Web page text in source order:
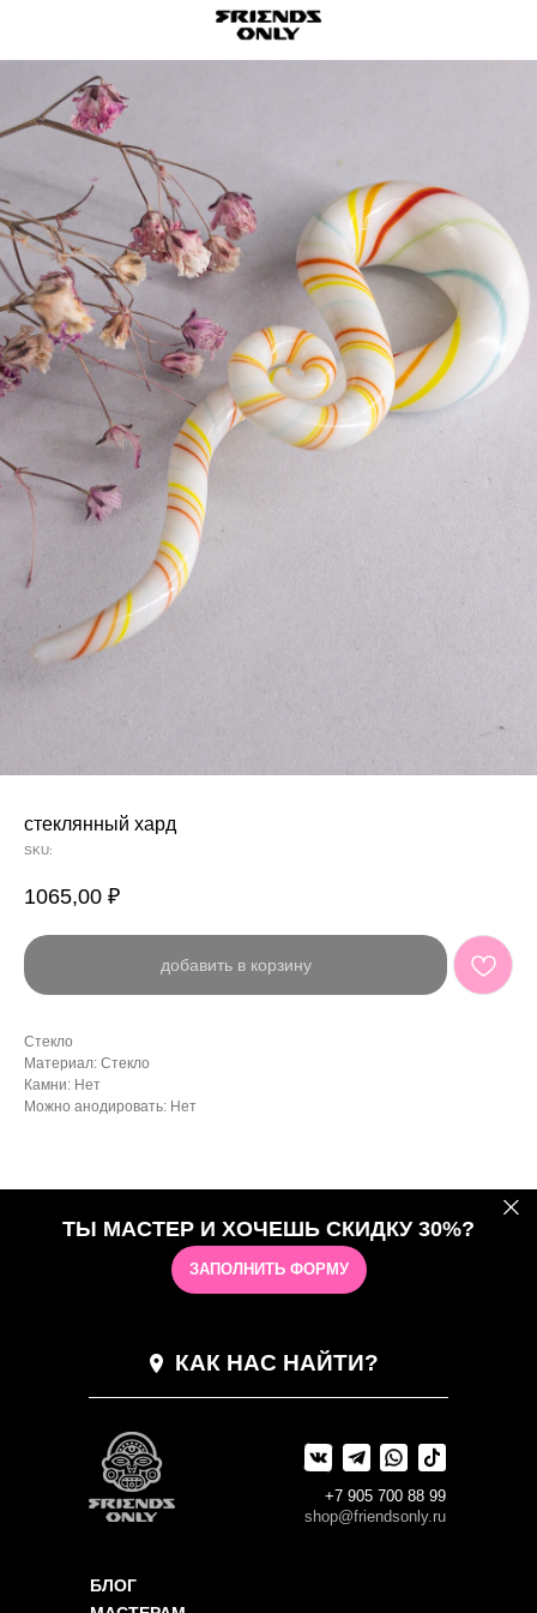
стеклянный хард
SKU:
1065,00 ₽
добавить в корзину
Стекло
Материал: Стекло
Камни: Нет
Можно анодировать: Нет
ТЫ МАСТЕР И ХОЧЕШЬ СКИДКУ 30%?
ЗАПОЛНИТЬ ФОРМУ
БЛОГ
КАК НАС НАЙТИ?
shop@friendsonly.ru
+7 905 700 88 99